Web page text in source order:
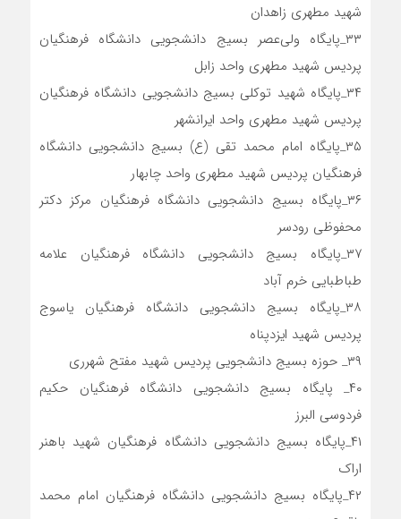
شهید مطهری زاهدان
۳۳_پایگاه ولی‌عصر بسیج دانشجویی دانشگاه فرهنگیان
پردیس شهید مطهری واحد زابل
۳۴_پایگاه شهید توکلی بسیج دانشجویی دانشگاه فرهنگیان
پردیس شهید مطهری واحد ایرانشهر
۳۵_پایگاه امام محمد تقی (ع) بسیج دانشجویی دانشگاه
فرهنگیان پردیس شهید مطهری واحد چابهار
۳۶_پایگاه بسیج دانشجویی دانشگاه فرهنگیان مرکز دکتر
محفوظی رودسر
۳۷_پایگاه بسیج دانشجویی دانشگاه فرهنگیان علامه
طباطبایی خرم آباد
۳۸_پایگاه بسیج دانشجویی دانشگاه فرهنگیان یاسوج
پردیس شهید ایزدپناه
۳۹_ حوزه بسیج دانشجویی پردیس شهید مفتح شهرری
۴۰_ پایگاه بسیج دانشجویی دانشگاه فرهنگیان حکیم
فردوسی البرز
۴۱_پایگاه بسیج دانشجویی دانشگاه فرهنگیان شهید باهنر
اراک
۴۲_پایگاه بسیج دانشجویی دانشگاه فرهنگیان امام محمد